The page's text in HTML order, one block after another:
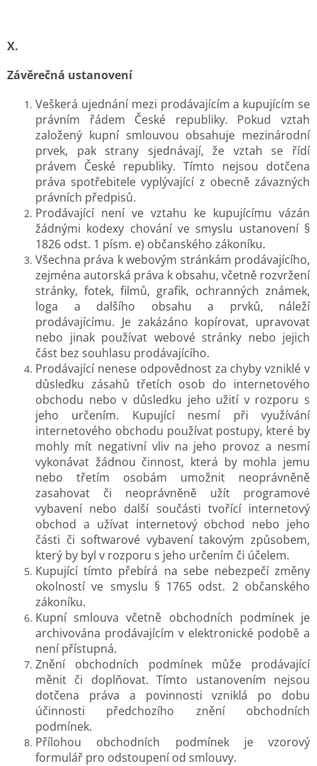
X.
Závěrečná ustanovení
Veškerá ujednání mezi prodávajícím a kupujícím se
právním řádem České republiky. Pokud vztah
založený kupní smlouvou obsahuje mezinárodní
prvek, pak strany sjednávají, že vztah se řídí
právem České republiky. Tímto nejsou dotčena
práva spotřebitele vyplývající z obecně závazných
právních předpisů.
Prodávající není ve vztahu ke kupujícímu vázán
žádnými kodexy chování ve smyslu ustanovení §
1826 odst. 1 písm. e) občanského zákoníku.
Všechna práva k webovým stránkám prodávajícího,
zejména autorská práva k obsahu, včetně rozvržení
stránky, fotek, filmů, grafik, ochranných známek,
loga a dalšího obsahu a prvků, náleží
prodávajícímu. Je zakázáno kopírovat, upravovat
nebo jinak používat webové stránky nebo jejich
část bez souhlasu prodávajícího.
Prodávající nenese odpovědnost za chyby vzniklé v
důsledku zásahů třetích osob do internetového
obchodu nebo v důsledku jeho užití v rozporu s
jeho určením. Kupující nesmí při využívání
internetového obchodu používat postupy, které by
mohly mít negativní vliv na jeho provoz a nesmí
vykonávat žádnou činnost, která by mohla jemu
nebo třetím osobám umožnit neoprávněně
zasahovat či neoprávněně užít programové
vybavení nebo další součásti tvořící internetový
obchod a užívat internetový obchod nebo jeho
části či softwarové vybavení takovým způsobem,
který by byl v rozporu s jeho určením či účelem.
Kupující tímto přebírá na sebe nebezpečí změny
okolností ve smyslu § 1765 odst. 2 občanského
zákoníku.
Kupní smlouva včetně obchodních podmínek je
archivována prodávajícím v elektronické podobě a
není přístupná.
Znění obchodních podmínek může prodávající
měnit či doplňovat. Tímto ustanovením nejsou
dotčena práva a povinnosti vzniklá po dobu
účinnosti předchozího znění obchodních
podmínek.
Přílohou obchodních podmínek je vzorový
formulář pro odstoupení od smlouvy.